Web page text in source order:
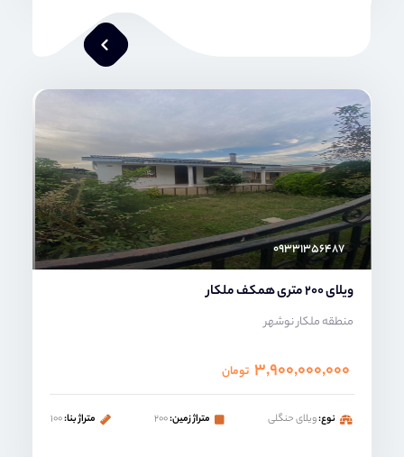
۰۹۳۳۱۳۵۶۴۸۷
ویلای 200 متری همکف ملکار
منطقه ملکار نوشهر
۳,۹۰۰,۰۰۰,۰۰۰ تومان
نوع:ویلای حنگلی متراژ زمین:۲۰۰ متراژ بنا:۱۰۰